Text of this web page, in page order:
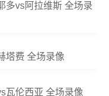
多vs阿拉维斯 全场录
塔费 全场录像
瓦伦西亚 全场录像